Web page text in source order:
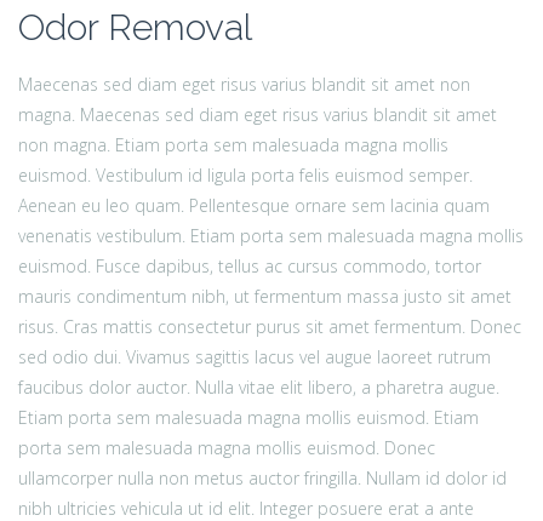
Odor Removal
Maecenas sed diam eget risus varius blandit sit amet non
magna. Maecenas sed diam eget risus varius blandit sit amet
non magna. Etiam porta sem malesuada magna mollis
euismod. Vestibulum id ligula porta felis euismod semper.
Aenean eu leo quam. Pellentesque ornare sem lacinia quam
venenatis vestibulum. Etiam porta sem malesuada magna mollis
euismod. Fusce dapibus, tellus ac cursus commodo, tortor
mauris condimentum nibh, ut fermentum massa justo sit amet
risus. Cras mattis consectetur purus sit amet fermentum. Donec
sed odio dui. Vivamus sagittis lacus vel augue laoreet rutrum
faucibus dolor auctor. Nulla vitae elit libero, a pharetra augue.
Etiam porta sem malesuada magna mollis euismod. Etiam
porta sem malesuada magna mollis euismod. Donec
ullamcorper nulla non metus auctor fringilla. Nullam id dolor id
nibh ultricies vehicula ut id elit. Integer posuere erat a ante